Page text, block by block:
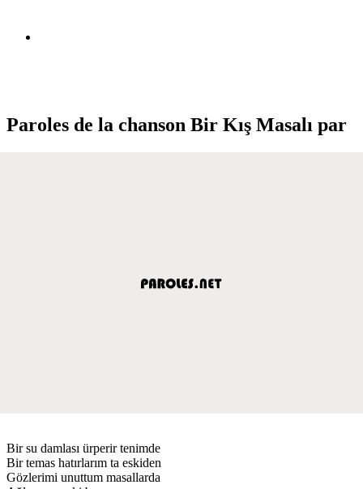
Paroles de la chanson Bir Kış Masalı par
Bir su damlası ürperir tenimde
Bir temas hatırlarım ta eskiden
Gözlerimi unuttum masallarda